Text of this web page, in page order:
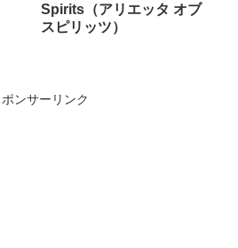
Spirits（アリエッタ オブ
スピリッツ）
ポンサーリンク